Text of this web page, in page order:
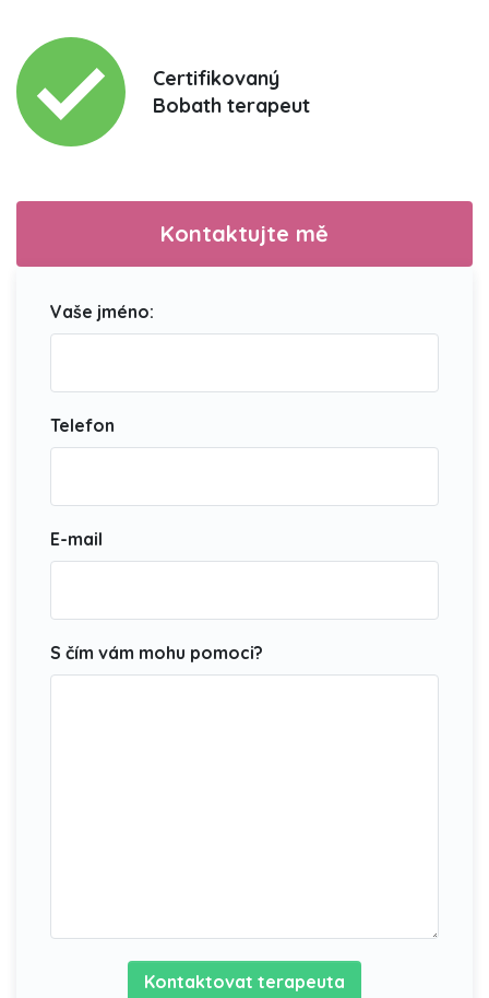
Certifikovaný
Bobath terapeut
Kontaktujte mě
Vaše jméno:
Telefon
E-mail
S čím vám mohu pomoci?
Kontaktovat terapeuta